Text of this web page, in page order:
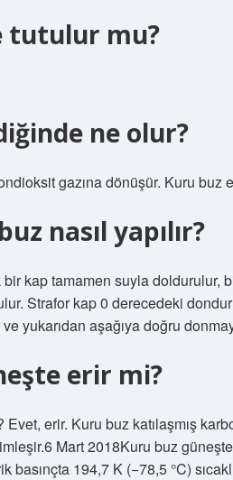
tutulur mu?
ne olur?
gazına dönüşür. Kuru buz
nasıl yapılır?
kap tamamen suyla doldurulur,
Strafor kap 0 derecedeki
yukarıdan aşağıya doğru
erir mi?
erir. Kuru buz katılaşmış
Mart 2018Kuru buz
basınçta 194,7 K (−78,5 °C)